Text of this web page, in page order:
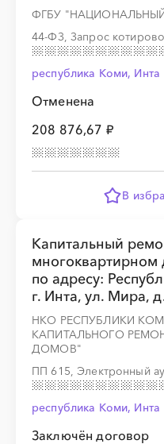
ФГБУ
44-ФЗ, Запрос
республика Коми, Инта
Отменена
208 876,67 ₽
В
Капитальный
по адресу:
г. Инта, ул. Мира,
НКО РЕСПУБЛИКИ
КАПИТАЛЬНОГО
ДОМОВ"
ПП 615, Электронный
республика Коми, Инта
Заключён договор